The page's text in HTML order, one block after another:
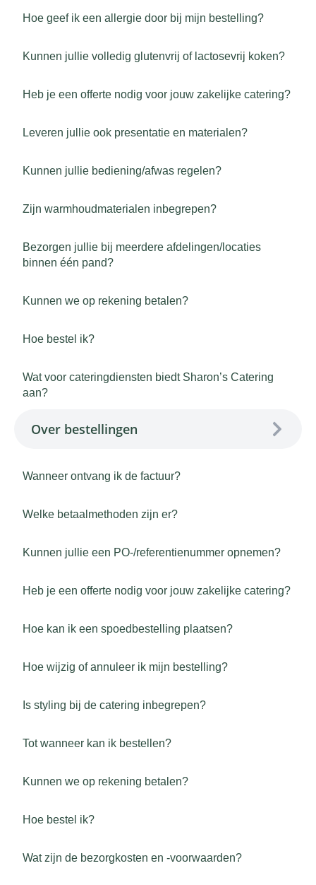
Hoe geef ik een allergie door bij mijn bestelling?
Kunnen jullie volledig glutenvrij of lactosevrij koken?
Heb je een offerte nodig voor jouw zakelijke catering?
Leveren jullie ook presentatie en materialen?
Kunnen jullie bediening/afwas regelen?
Zijn warmhoudmaterialen inbegrepen?
Bezorgen jullie bij meerdere afdelingen/locaties
binnen één pand?
Kunnen we op rekening betalen?
Hoe bestel ik?
Wat voor cateringdiensten biedt Sharon’s Catering
aan?
Over bestellingen
Wanneer ontvang ik de factuur?
Welke betaalmethoden zijn er?
Kunnen jullie een PO-/referentienummer opnemen?
Heb je een offerte nodig voor jouw zakelijke catering?
Hoe kan ik een spoedbestelling plaatsen?
Hoe wijzig of annuleer ik mijn bestelling?
Is styling bij de catering inbegrepen?
Tot wanneer kan ik bestellen?
Kunnen we op rekening betalen?
Hoe bestel ik?
Wat zijn de bezorgkosten en -voorwaarden?